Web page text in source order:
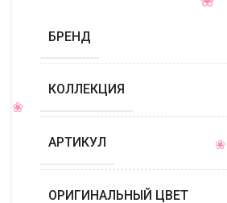
БРЕНД
КОЛЛЕКЦИЯ
АРТИКУЛ
ОРИГИНАЛЬНЫЙ ЦВЕТ